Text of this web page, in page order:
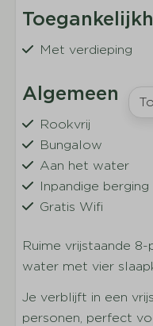
Met verdieping
Algemeen
Rookvrij
Bungalow
Aan het water
Inpandige berging
Gratis Wifi
Wonen
TV
Ruime vrijstaande
water met vier
Je verblijft in een
personen, perfect